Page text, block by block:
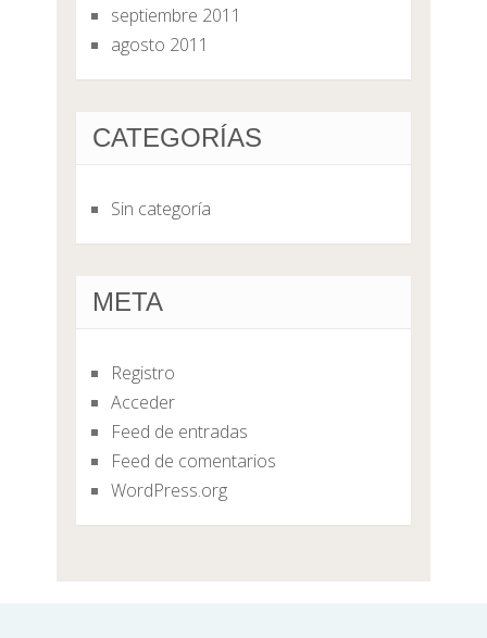
septiembre 2011
agosto 2011
CATEGORÍAS
Sin categoría
META
Registro
Acceder
Feed de entradas
Feed de comentarios
WordPress.org